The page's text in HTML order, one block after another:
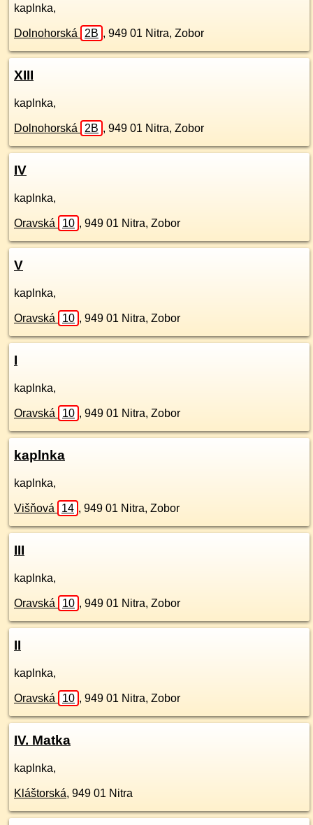
kaplnka,
Dolnohorská 2B , 949 01 Nitra, Zobor
XIII
kaplnka,
Dolnohorská 2B , 949 01 Nitra, Zobor
IV
kaplnka,
Oravská 10 , 949 01 Nitra, Zobor
V
kaplnka,
Oravská 10 , 949 01 Nitra, Zobor
I
kaplnka,
Oravská 10 , 949 01 Nitra, Zobor
kaplnka
kaplnka,
Višňová 14 , 949 01 Nitra, Zobor
III
kaplnka,
Oravská 10 , 949 01 Nitra, Zobor
II
kaplnka,
Oravská 10 , 949 01 Nitra, Zobor
IV. Matka
kaplnka,
Kláštorská, 949 01 Nitra